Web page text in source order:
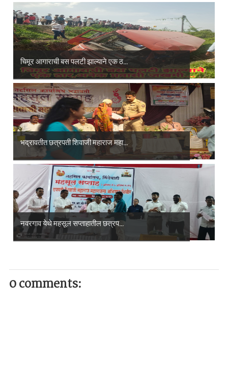
चिमूर आगाराची बस पलटी झाल्याने एक ठ...
भद्रावतीत छत्रपती शिवाजी महाराज महा...
नवरगाव येथे महसूल सप्ताहातील छत्रप...
0 comments: